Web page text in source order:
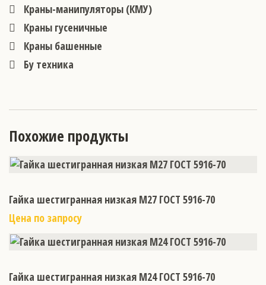
Краны-манипуляторы (КМУ)
Краны гусеничные
Краны башенные
Бу техника
Похожие продукты
Гайка шестигранная низкая М27 ГОСТ 5916-70
Цена по запросу
Гайка шестигранная низкая М24 ГОСТ 5916-70